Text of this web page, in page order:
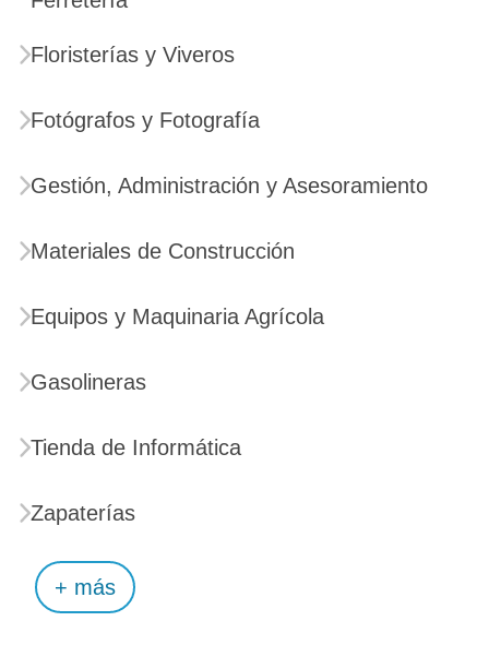
Floristerías y Viveros
Fotógrafos y Fotografía
Gestión, Administración y Asesoramiento
Materiales de Construcción
Equipos y Maquinaria Agrícola
Gasolineras
Tienda de Informática
Zapaterías
+ más